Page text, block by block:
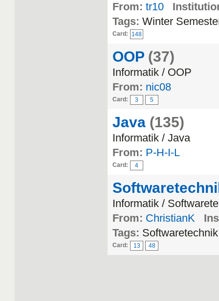
From: tr10
Tags: Winter
Card: 148
OOP (37)
Informatik / OOP
From: nic08
Card: 3 5
Java (135)
Informatik / Java
From: P-H-I-L
Card: 4
Informatik /
From: ChristianK
Tags:
Card: 13 48